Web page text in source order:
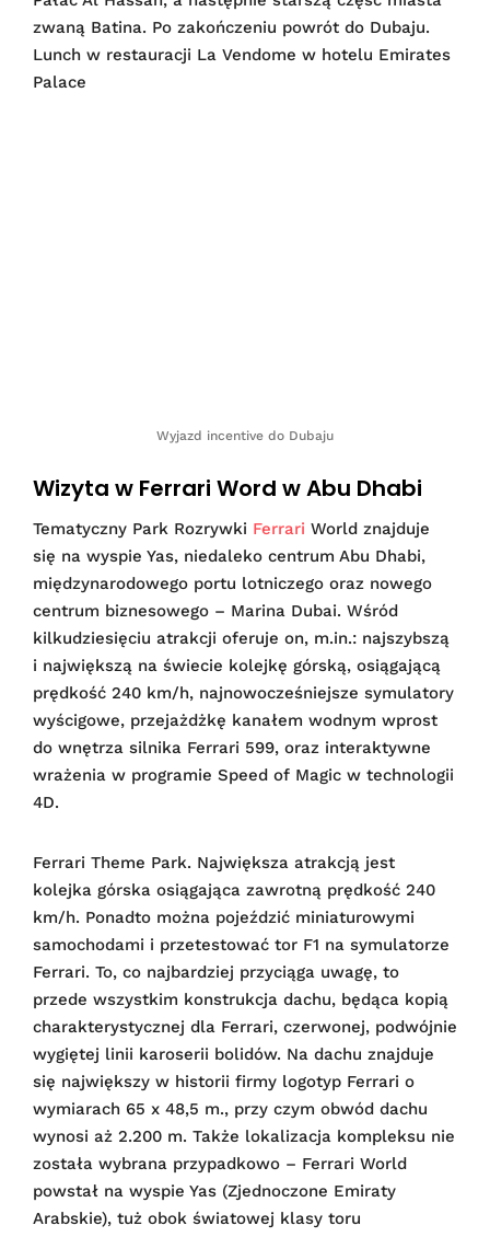
zwaną Batina. Po zakończeniu powrót do Dubaju.
Lunch w restauracji La Vendome w hotelu Emirates
Palace
Wyjazd incentive do Dubaju
Wizyta w Ferrari Word w Abu Dhabi
Tematyczny Park Rozrywki Ferrari World znajduje
się na wyspie Yas, niedaleko centrum Abu Dhabi,
międzynarodowego portu lotniczego oraz nowego
centrum biznesowego – Marina Dubai. Wśród
kilkudziesięciu atrakcji oferuje on, m.in.: najszybszą
i największą na świecie kolejkę górską, osiągającą
prędkość 240 km/h, najnowocześniejsze symulatory
wyścigowe, przejażdżkę kanałem wodnym wprost
do wnętrza silnika Ferrari 599, oraz interaktywne
wrażenia w programie Speed of Magic w technologii
4D.
Ferrari Theme Park. Największa atrakcją jest
kolejka górska osiągająca zawrotną prędkość 240
km/h. Ponadto można pojeździć miniaturowymi
samochodami i przetestować tor F1 na symulatorze
Ferrari. To, co najbardziej przyciąga uwagę, to
przede wszystkim konstrukcja dachu, będąca kopią
charakterystycznej dla Ferrari, czerwonej, podwójnie
wygiętej linii karoserii bolidów. Na dachu znajduje
się największy w historii firmy logotyp Ferrari o
wymiarach 65 x 48,5 m., przy czym obwód dachu
wynosi aż 2.200 m. Także lokalizacja kompleksu nie
została wybrana przypadkowo – Ferrari World
powstał na wyspie Yas (Zjednoczone Emiraty
Arabskie), tuż obok światowej klasy toru